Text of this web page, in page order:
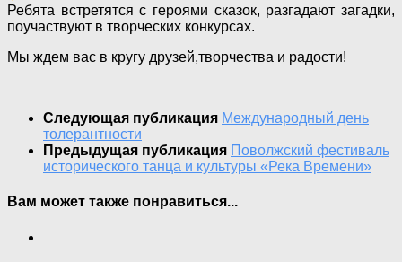
Ребята встретятся с героями сказок, разгадают загадки,
поучаствуют в творческих конкурсах.
Мы ждем вас в кругу друзей,творчества и радости!
Следующая публикация Международный день
толерантности
Предыдущая публикация Поволжский фестиваль
исторического танца и культуры «Река Времени»
Вам может также понравиться...